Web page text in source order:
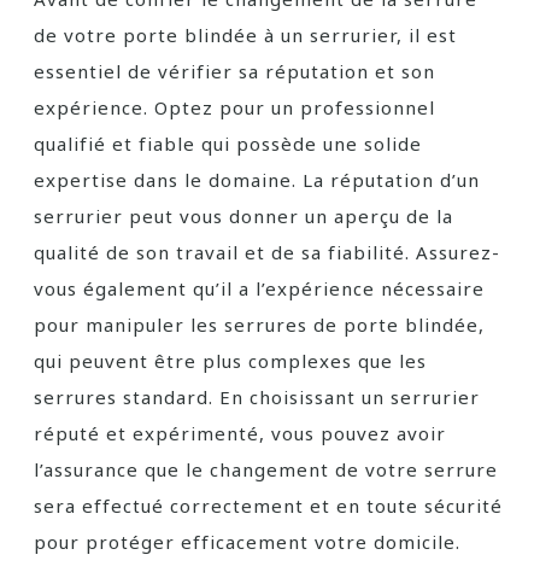
de votre porte blindée à un serrurier, il est
essentiel de vérifier sa réputation et son
expérience. Optez pour un professionnel
qualifié et fiable qui possède une solide
expertise dans le domaine. La réputation d’un
serrurier peut vous donner un aperçu de la
qualité de son travail et de sa fiabilité. Assurez-
vous également qu’il a l’expérience nécessaire
pour manipuler les serrures de porte blindée,
qui peuvent être plus complexes que les
serrures standard. En choisissant un serrurier
réputé et expérimenté, vous pouvez avoir
l’assurance que le changement de votre serrure
sera effectué correctement et en toute sécurité
pour protéger efficacement votre domicile.